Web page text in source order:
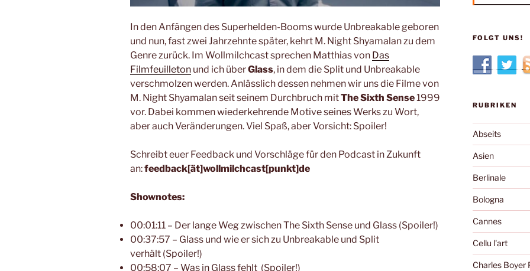
In den Anfängen des Superhelden-Booms wurde Unbreakable geboren
und nun, fast zwei Jahrzehnte später, kehrt M. Night Shyamalan zu dem
Genre zurück. Im Wollmilchcast sprechen Matthias von Das
Filmfeuilleton und ich überGlass, in dem die Split und Unbreakable
verschmolzen werden. Anlässlich dessen nehmen wir uns die Filme von
M. Night Shyamalan seit seinem Durchbruch mitThe Sixth Sense1999
vor. Dabei kommen wiederkehrende Motive seines Werks zu Wort,
aber auch Veränderungen. Viel Spaß, aber Vorsicht: Spoiler!
Schreibt euer Feedback und Vorschläge für den Podcast in Zukunft
an:feedback[ät]wollmilchcast[punkt]de
Shownotes:
00:01:11 – Der lange Weg zwischen The Sixth Sense und Glass (Spoiler!)
00:37:57 – Glass und wie er sich zu Unbreakable und Split
verhält (Spoiler!)
00:58:07 – Was in Glass fehlt (Spoiler!)
FOLGT UNS!
RUBRIKEN
Abseits
Asien
Berlinale
Bologna
Cannes
Cellu l'art
Charles Boyer